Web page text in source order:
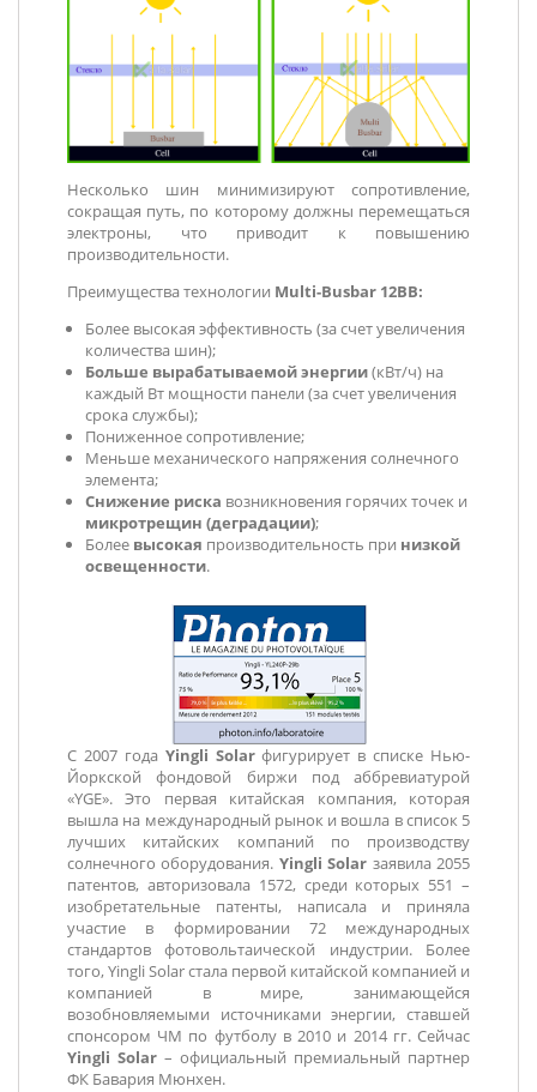
Несколько шин минимизируют сопротивление,
сокращая путь, по которому должны перемещаться
электроны, что приводит к повышению
производительности.
Преимущества технологии Multi-Busbar 12ВВ:
Более высокая эффективность (за счет увеличения
количества шин);
Больше вырабатываемой энергии(кВт/ч) на
каждый Вт мощности панели (за счет увеличения
срока службы);
Пониженное сопротивление;
Меньше механического напряжения солнечного
элемента;
Снижение риска возникновения горячих точек и
микротрещин (деградации);
Более высокая производительность при низкой
освещенности.
С 2007 года Yingli Solarфигурирует в списке Нью-
Йоркской фондовой биржи под аббревиатурой
«YGE». Это первая китайская компания, которая
вышла на международный рынок и вошла в список 5
лучших китайских компаний по производству
солнечного оборудования. Yingli Solar заявила 2055
патентов, авторизовала 1572, среди которых 551 –
изобретательные патенты, написала и приняла
участие в формировании 72 международных
стандартов фотовольтаической индустрии. Более
того, Yingli Solar стала первой китайской компанией и
компанией в мире, занимающейся
возобновляемыми источниками энергии, ставшей
спонсором ЧМ по футболу в 2010 и 2014 гг. Сейчас
Yingli Solar – официальный премиальный партнер
ФК Бавария Мюнхен.